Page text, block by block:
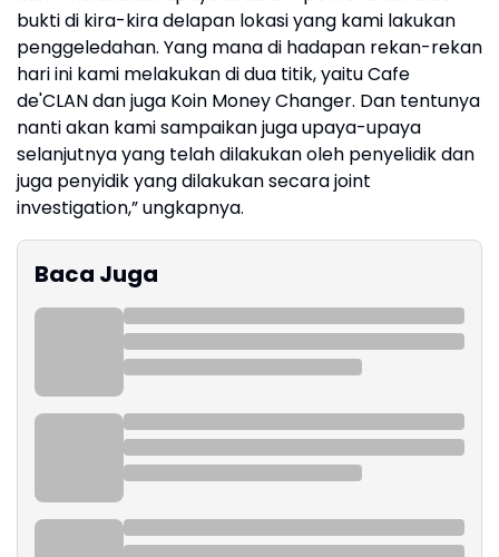
bukti di kira-kira delapan lokasi yang kami lakukan
penggeledahan. Yang mana di hadapan rekan-rekan
hari ini kami melakukan di dua titik, yaitu Cafe
de'CLAN dan juga Koin Money Changer. Dan tentunya
nanti akan kami sampaikan juga upaya-upaya
selanjutnya yang telah dilakukan oleh penyelidik dan
juga penyidik yang dilakukan secara joint
investigation,” ungkapnya.
Baca Juga